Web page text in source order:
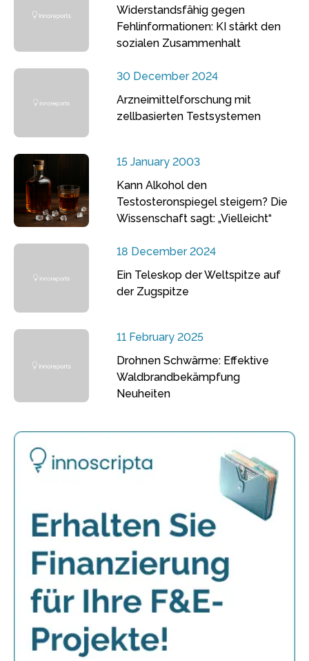
Widerstandsfähig gegen
Fehlinformationen: KI stärkt den
sozialen Zusammenhalt
30 December 2024
Arzneimittelforschung mit
zellbasierten Testsystemen
15 January 2003
Kann Alkohol den
Testosteronspiegel steigern? Die
Wissenschaft sagt: „Vielleicht“
18 December 2024
Ein Teleskop der Weltspitze auf
der Zugspitze
11 February 2025
Drohnen Schwärme: Effektive
Waldbrandbekämpfung
Neuheiten